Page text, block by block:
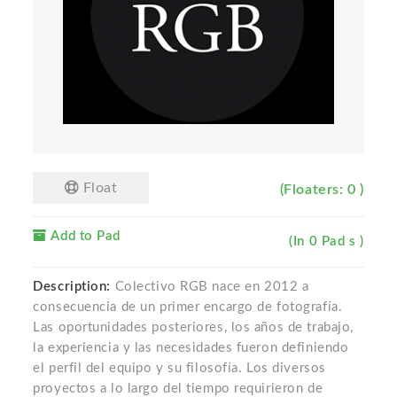
Float (Floaters: 0 )
Add to Pad (In 0 Pad s )
Description: Colectivo RGB nace en 2012 a
consecuencia de un primer encargo de fotografía.
Las oportunidades posteriores, los años de trabajo,
la experiencia y las necesidades fueron definiendo
el perfil del equipo y su filosofía. Los diversos
proyectos a lo largo del tiempo requirieron de